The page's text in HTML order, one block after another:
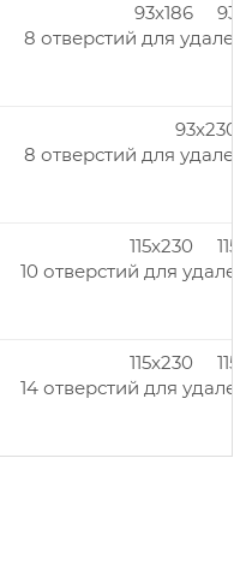
93x186
8 отверстий для
93x230
8 отверстий для
115x230
10 отверстий для
115x230
14 отверстий для